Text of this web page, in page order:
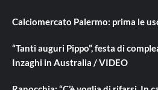
Calciomercato Palermo: prima le
“Tanti auguri Pippo”, festa di
Inzaghi in Australia / VIDEO